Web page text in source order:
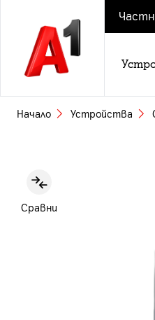
Начало Устройства
Сравни